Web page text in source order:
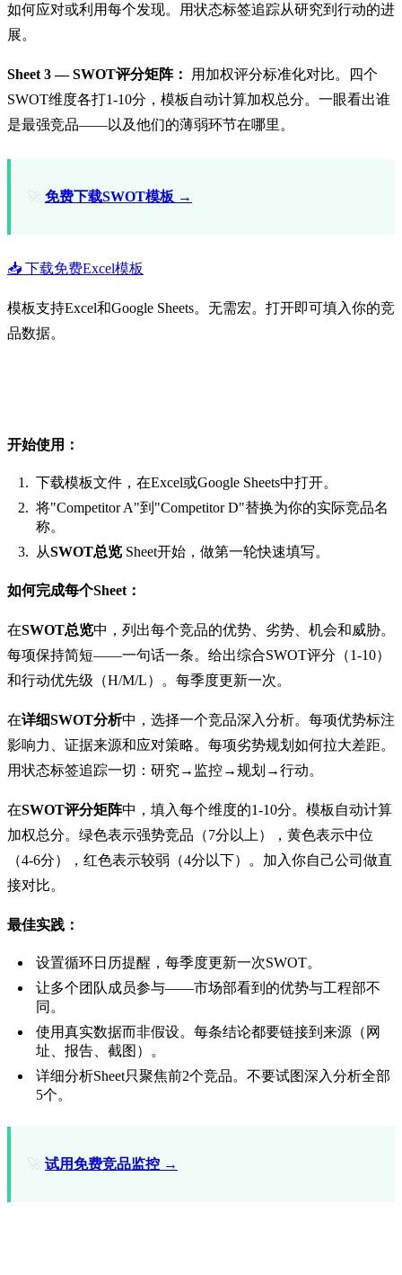
如何应对或利用每个发现。用状态标签追踪从研究到行动的进
展。
Sheet 3 — SWOT评分矩阵：
用加权评分标准化对比。四个
SWOT维度各打1-10分，模板自动计算加权总分。一眼看出谁
是最强竞品——以及他们的薄弱环节在哪里。
🚀 免费下载SWOT模板 →
📥 下载免费Excel模板
模板支持Excel和Google Sheets。无需宏。打开即可填入你的竞
品数据。
开始使用：
下载模板文件，在Excel或Google Sheets中打开。
将"Competitor A"到"Competitor D"替换为你的实际竞品名
称。
从SWOT总览 Sheet开始，做第一轮快速填写。
如何完成每个Sheet：
在SWOT总览中，列出每个竞品的优势、劣势、机会和威胁。
每项保持简短——一句话一条。给出综合SWOT评分（1-10）
和行动优先级（H/M/L）。每季度更新一次。
在详细SWOT分析中，选择一个竞品深入分析。每项优势标注
影响力、证据来源和应对策略。每项劣势规划如何拉大差距。
用状态标签追踪一切：研究→监控→规划→行动。
在SWOT评分矩阵中，填入每个维度的1-10分。模板自动计算
加权总分。绿色表示强势竞品（7分以上），黄色表示中位
（4-6分），红色表示较弱（4分以下）。加入你自己公司做直
接对比。
最佳实践：
设置循环日历提醒，每季度更新一次SWOT。
让多个团队成员参与——市场部看到的优势与工程部不
同。
使用真实数据而非假设。每条结论都要链接到来源（网
址、报告、截图）。
详细分析Sheet只聚焦前2个竞品。不要试图深入分析全部
5个。
🚀 试用免费竞品监控 →